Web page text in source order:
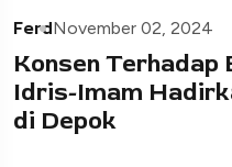
FerdNovember 02, 2024
Konsen Terhadap
Idris-Imam
di Depok